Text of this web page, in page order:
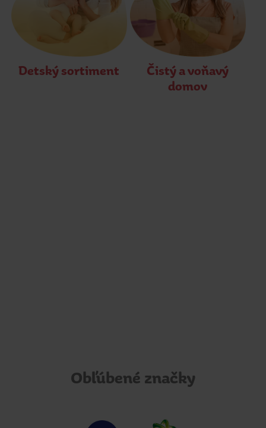
Detský sortiment
Čistý a voňavý
domov
Obľúbené značky